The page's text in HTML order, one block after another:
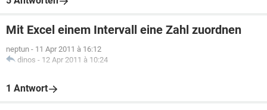
Mit Excel einem Intervall eine Zahl zuordnen
neptun - 11 Apr 2011 à 16:12
dinos - 12 Apr 2011 à 10:24
1 Antwort